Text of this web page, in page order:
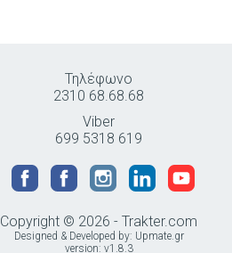
Τηλέφωνο
2310 68.68.68
Viber
699 5318 619
Copyright © 2026 - Trakter.com
Designed & Developed by: Upmate.gr
version: v1.8.3